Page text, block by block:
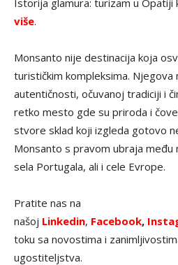
više.
Monsanto nije destinacija koja
turističkim kompleksima. Njegova
autentičnosti, očuvanoj tradiciji i
retko mesto gde su priroda i
stvore sklad koji izgleda gotovo
Monsanto s pravom ubraja među
sela Portugala, ali i cele Evrope.
Pratite nas na
našoj Linkedin, Facebook,
toku sa novostima i
ugostiteljstva.